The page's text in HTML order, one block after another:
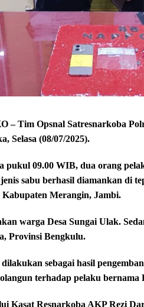
– Tim Opsnal Satresnarkoba
Selasa (08/07/2025).
pukul 09.00 WIB, dua orang
sabu berhasil diamankan di
Merangin, Jambi.
warga Desa Sungai Ulak.
Provinsi Bengkulu.
dilakukan sebagai hasil
terhadap pelaku bernama
Kasat Resnarkoba AKP Rezi